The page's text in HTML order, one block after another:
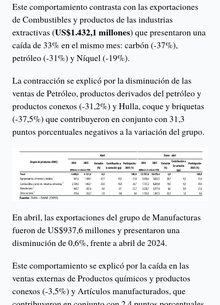
Este comportamiento contrasta con las exportaciones
de Combustibles y productos de las industrias
extractivas (US$1.432,1 millones) que presentaron una
caída de 33% en el mismo mes: carbón (-37%),
petróleo (-31%) y Níquel (-19%).
La contracción se explicó por la disminución de las
ventas de Petróleo, productos derivados del petróleo y
productos conexos (-31,2%) y Hulla, coque y briquetas
(-37,5%) que contribuyeron en conjunto con 31,3
puntos porcentuales negativos a la variación del grupo.
En abril, las exportaciones del grupo de Manufacturas
fueron de US$937,6 millones y presentaron una
disminución de 0,6%, frente a abril de 2024.
Este comportamiento se explicó por la caída en las
ventas externas de Productos químicos y productos
conexos (-3,5%) y Artículos manufacturados, que